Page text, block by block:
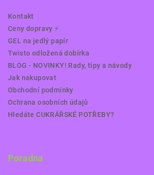
Kontakt
Ceny dopravy ⚡️
GEL na jedlý papír
Twisto odložená dobírka
BLOG - NOVINKY! Rady, tipy a návody
Jak nakupovat
Obchodní podmínky
Ochrana osobních údajů
Hledáte CUKRÁŘSKÉ POTŘEBY?
Poradna